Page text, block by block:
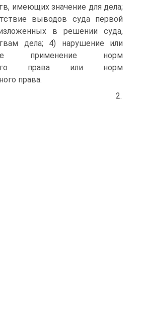
имеющих значение для дела;
выводов суда первой
в решении суда,
дела; 4) нарушение или
применение норм
права или норм
права.
2.